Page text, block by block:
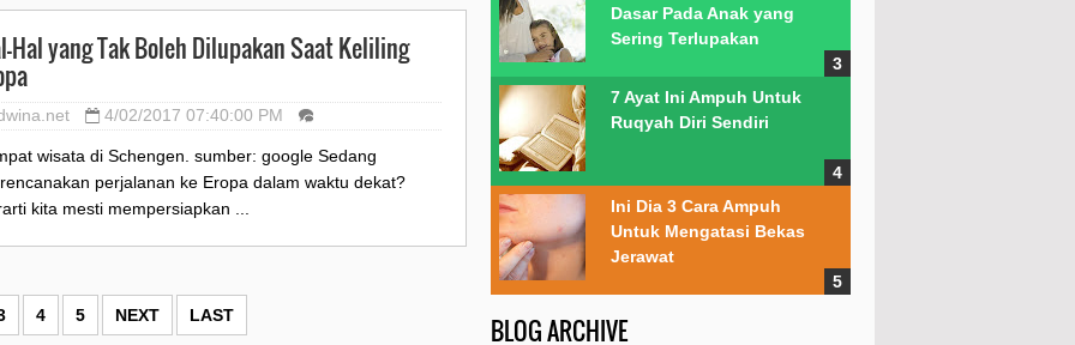
Hal yang Tak Boleh Dilupakan Saat Keliling
4/02/2017 07:40:00 PM
wisata di Schengen. sumber: google Sedang
perjalanan ke Eropa dalam waktu dekat?
kita mesti mempersiapkan ...
4 5 NEXT LAST
Dasar Pada Anak yang
Sering Terlupakan
7 Ayat Ini Ampuh Untuk
Ruqyah Diri Sendiri
Ini Dia 3 Cara Ampuh
Untuk Mengatasi Bekas
Jerawat
BLOG ARCHIVE